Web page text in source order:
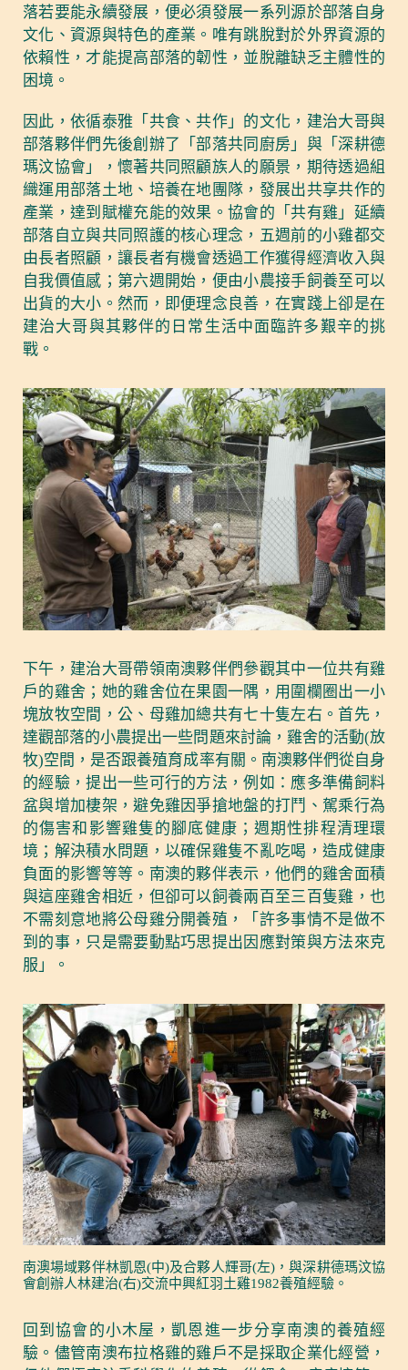
落若要能永續發展，便必須發展一系列源於部落自身
文化、資源與特色的產業。唯有跳脫對於外界資源的
依賴性，才能提高部落的韌性，並脫離缺乏主體性的
困境。
因此，依循泰雅「共食、共作」的文化，建治大哥與
部落夥伴們先後創辦了「部落共同廚房」與「深耕德
瑪汶協會」，懷著共同照顧族人的願景，期待透過組
織運用部落土地、培養在地團隊，發展出共享共作的
產業，達到賦權充能的效果。協會的「共有雞」延續
部落自立與共同照護的核心理念，五週前的小雞都交
由長者照顧，讓長者有機會透過工作獲得經濟收入與
自我價值感；第六週開始，便由小農接手飼養至可以
出貨的大小。然而，即便理念良善，在實踐上卻是在
建治大哥與其夥伴的日常生活中面臨許多艱辛的挑
戰。
下午，建治大哥帶領南澳夥伴們參觀其中一位共有雞
戶的雞舍；她的雞舍位在果園一隅，用圍欄圈出一小
塊放牧空間，公、母雞加總共有七十隻左右。首先，
達觀部落的小農提出一些問題來討論，雞舍的活動(放
牧)空間，是否跟養殖育成率有關。南澳夥伴們從自身
的經驗，提出一些可行的方法，例如：應多準備飼料
盆與增加棲架，避免雞因爭搶地盤的打鬥、駕乘行為
的傷害和影響雞隻的腳底健康；週期性排程清理環
境；解決積水問題，以確保雞隻不亂吃喝，造成健康
負面的影響等等。南澳的夥伴表示，他們的雞舍面積
與這座雞舍相近，但卻可以飼養兩百至三百隻雞，也
不需刻意地將公母雞分開養殖，「許多事情不是做不
到的事，只是需要動點巧思提出因應對策與方法來克
服」。
南澳場域夥伴林凱恩(中)及合夥人輝哥(左)，與深耕德瑪汶協
會創辦人林建治(右)交流中興紅羽土雞1982養殖經驗。
回到協會的小木屋，凱恩進一步分享南澳的養殖經
驗。儘管南澳布拉格雞的雞戶不是採取企業化經營，